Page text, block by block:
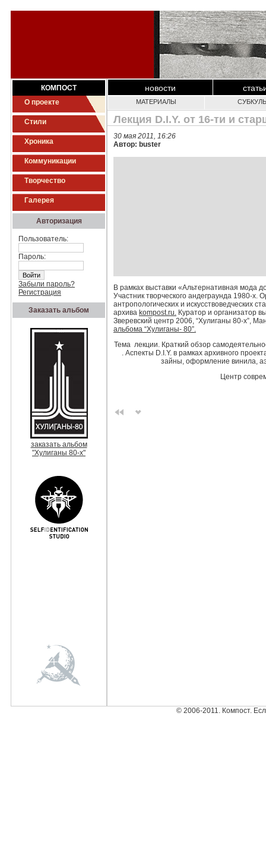
КОМПОСТ
О проекте
Стили
Хроника
Коммуникации
Творчество
Галерея
Авторизация
Пользователь:
Пароль:
Забыли пароль?
Регистрация
Заказать альбом
заказать альбом
"Хулиганы 80-х"
новости
МАТЕРИАЛЫ
Лекция D.I.Y. от 16-ти и
30 мая 2011, 16:26
Автор: buster
В рамках выставки «Альтернативная мода
Участник творческого андеграунда 1980-
антропологических и искусствоведческих
архива kompost.ru. Куратор и организатор
Зверевский центр 2006, “Хулиганы 80-х”,
альбома “Хулиганы- 80”.
Тема лекции. Краткий обзор
. Аспекты D.I.Y. в рамках архивного
зайны, оформление винила,
Центр
© 2006-2011. Компост.